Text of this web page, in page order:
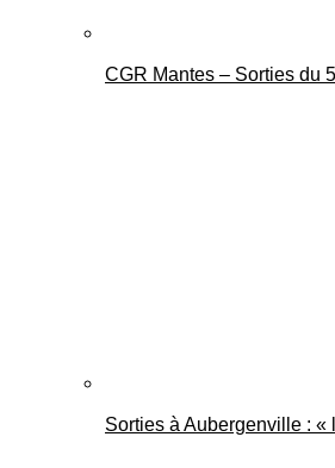
CGR Mantes – Sorties du
Sorties à Aubergenville : «